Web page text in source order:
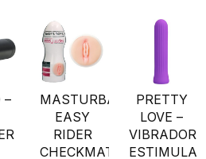
–
MASTURBADOR
EASY
RIDER
CHECKMATE
PRETTY
LOVE –
VIBRADOR